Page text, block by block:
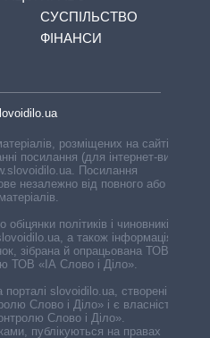
СУСПІЛЬСТВО
ФІНАНСИ
розміщених на сайті,
посилання (для інтернет-видань
Посилання
незалежно від повного або
політиків і чиновників,
а також інформація про
зібрана й опрацьована ТОВ «ІА
ТОВ «ІА Слово і Діло».
порталі slovoidilo.ua, створені ГО
Слово і Діло» і є власністю
Слово і Діло».
публікуються на правах